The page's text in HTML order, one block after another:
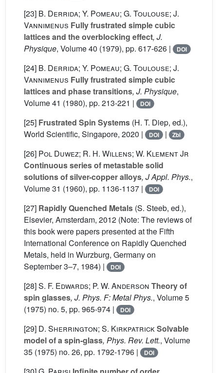
[23] B. Derrida; Y. Pomeau; G. Toulouse; J.
Vannimenus Fully frustrated simple cubic
lattices and the overblocking effect, J.
Physique, Volume 40 (1979), pp. 617-626 | DOI
[24] B. Derrida; Y. Pomeau; G. Toulouse; J.
Vannimenus Fully frustrated simple cubic
lattices and phase transitions, J. Physique,
Volume 41 (1980), pp. 213-221 | DOI
[25] Frustrated Spin Systems (H. T. Diep, ed.),
World Scientific, Singapore, 2020 |
DOI | Zbl
[26] Pol Duwez; R. H. Willens; W. Klement Jr
Continuous series of metastable solid
solutions of silver-copper alloys, J Appl. Phys.,
Volume 31 (1960), pp. 1136-1137 | DOI
[27] Rapidly Quenched Metals (S. Steeb, ed.),
Elsevier, Amsterdam, 2012 (Note: The reviews of
this book were papers presented at the Fifth
International Conference on Rapidly Quenched
Metals, held in Wurzburg, Germany on
September 3–7, 1984) |
DOI
[28]S. F. Edwards; P. W. Anderson Theory of
spin glasses, J. Phys. F: Metal Phys., Volume 5
(1975) no. 5, pp. 965-974 |
DOI
[29] D. Sherrington; S. KirkpatrickSolvable
model of a spin-glass, Phys. Rev. Lett., Volume
35 (1975) no. 26, pp. 1792-1796 | DOI